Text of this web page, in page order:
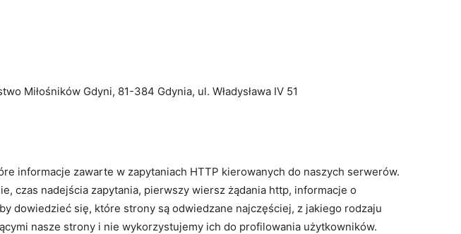
Miłośników Gdyni, 81-384 Gdynia, ul. Władysława IV 51
informacje zawarte w zapytaniach HTTP kierowanych do naszych serwerów.
czas nadejścia zapytania, pierwszy wiersz żądania http, informacje o
dowiedzieć się, które strony są odwiedzane najczęściej, z jakiego rodzaju
nasze strony i nie wykorzystujemy ich do profilowania użytkowników.